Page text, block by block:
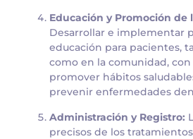
Educación y Promoción de
Desarrollar e implementar
educación para pacientes,
como en la comunidad,
promover hábitos
prevenir enfermedades
Administración y Registro:
precisos de los